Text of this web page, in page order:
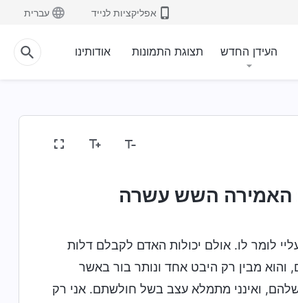
אפליקציות לנייד עברית
העידן החדש תצוגת התמונות אודותינו
האמירה השש עשרה
לומר לו. אולם יכולות האדם לקבלם דלות
והוא מבין רק היבט אחד ונותר בור באשר
ואינני מתמלא עצב בשל חולשתם. אני רק